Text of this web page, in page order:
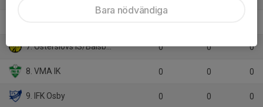
7. Österslövs IS/Balsby SK 0 0 0
8. VMA IK 0 0 0
9. IFK Osby 0 0 0
Bara nödvändiga